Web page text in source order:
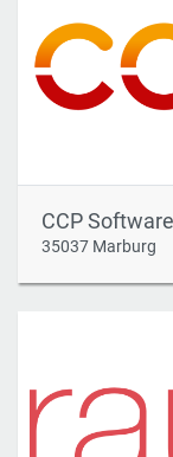
CCP
35037 Marburg